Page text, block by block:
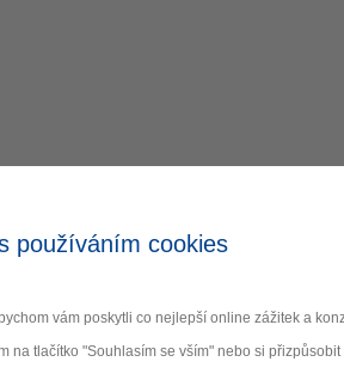
používáním cookies
vám poskytli co nejlepší online zážitek a
na tlačítko "Souhlasím se vším" nebo si